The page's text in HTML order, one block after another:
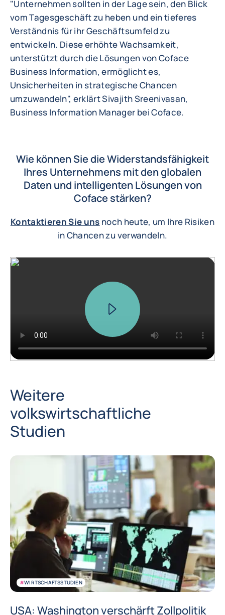
"Unternehmen sollten in der Lage sein, den Blick
vom Tagesgeschäft zu heben und ein tieferes
Verständnis für ihr Geschäftsumfeld zu
entwickeln. Diese erhöhte Wachsamkeit,
unterstützt durch die Lösungen von Coface
Business Information, ermöglicht es,
Unsicherheiten in strategische Chancen
umzuwandeln", erklärt Sivajith Sreenivasan,
Business Information Manager bei Coface.
Wie können Sie die Widerstandsfähigkeit
Ihres Unternehmens mit den globalen
Daten und intelligenten Lösungen von
Coface stärken?
Kontaktieren Sie uns noch heute, um Ihre Risiken
in Chancen zu verwandeln.
Weitere
volkswirtschaftliche
Studien
#WIRTSCHAFTSSTUDIEN
USA: Washington verschärft Zollpolitik